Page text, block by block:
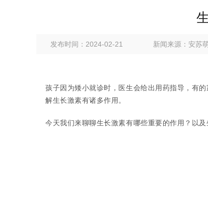
发布时间：2024-02-21 新闻来源：安苏
孩子因为矮小就诊时，医生会给出用药指导，有
解生长激素有诸多作用。
今天我们来聊聊生长激素有哪些重要的作用？以